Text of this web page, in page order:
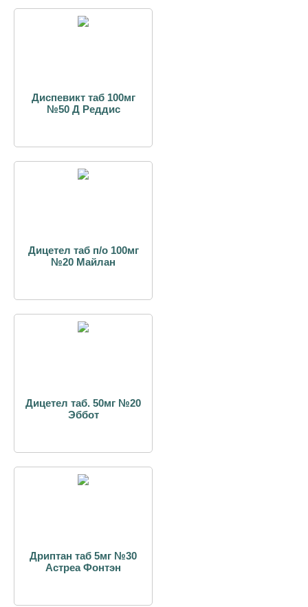
Диспевикт таб 100мг
№50 Д Реддис
Дицетел таб п/о 100мг
№20 Майлан
Дицетел таб. 50мг №20
Эббот
Дриптан таб 5мг №30
Астреа Фонтэн